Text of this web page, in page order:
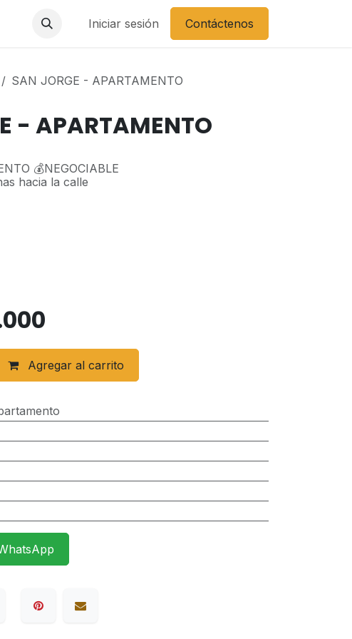
Iniciar sesión Contáctenos
SAN JORGE - APARTAMENTO
- APARTAMENTO
💰NEGOCIABLE
hacia la calle
Agregar al carrito